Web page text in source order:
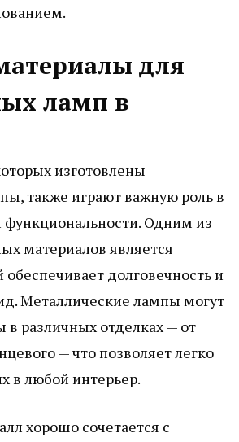
для
ламп в
изготовлены
также играют важную роль в
функциональности. Одним из
материалов является
долговечность и
Металлические лампы могут
различных отделках — от
— что позволяет легко
в любой интерьер.
хорошо сочетается с